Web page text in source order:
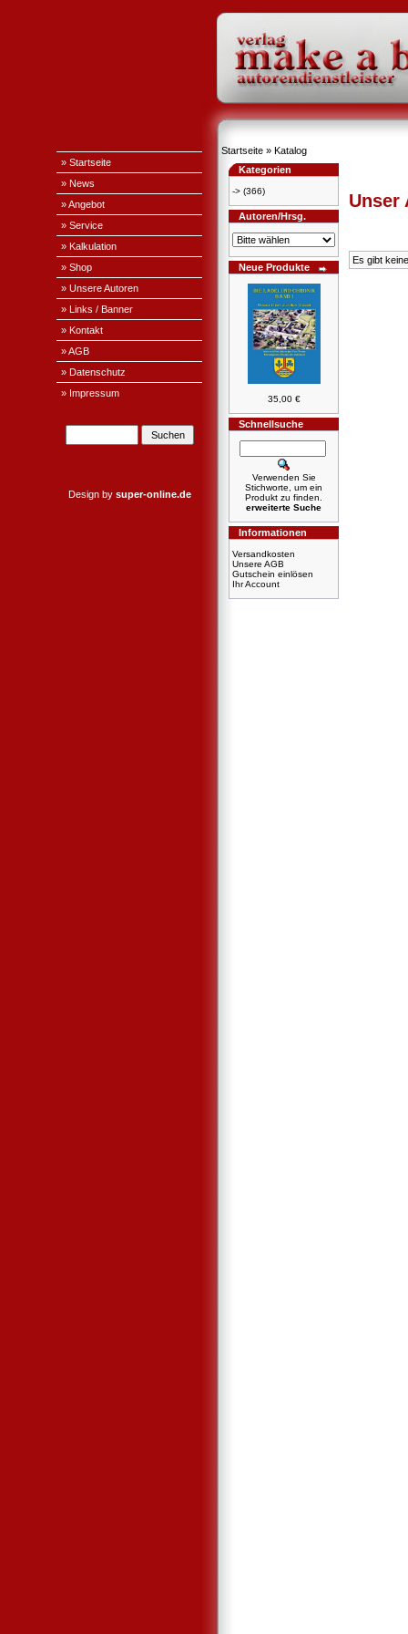
» Startseite
» News
» Angebot
» Service
» Kalkulation
» Shop
» Unsere Autoren
» Links / Banner
» Kontakt
» AGB
» Datenschutz
» Impressum
Design by super-online.de
Startseite » Katalog
Kategorien
-> (366)
Autoren/Hrsg.
Neue Produkte
35,00 €
Schnellsuche
Verwenden Sie
Stichworte, um ein
Produkt zu finden.
erweiterte Suche
Informationen
Versandkosten
Unsere AGB
Gutschein einlösen
Ihr Account
Unser
Es gibt